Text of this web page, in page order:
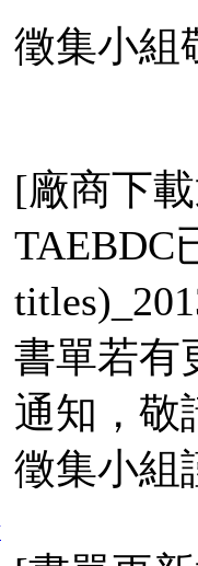
徵集小組
[廠商下
TAEBDC
書單若有
通知，敬
徵集小